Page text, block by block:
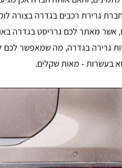
גרירת רכבים בגדרה בצורה
אשר מאתר לכם גרריסט בגדרה
גרירה בגדרה, מה שמאפשר לכם
בעשרות - מאות שקלים.